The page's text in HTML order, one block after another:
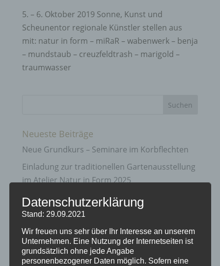
5. – 6. Oktober 2019 Sonne, Kunst und
Scheunentor regionale Künstler stellen aus
mit: natur in form – miRaR – wabenwerk – benja
– mundstaub – creuzfeldtrash – marigold –
traumwasser
Neueste Beiträge
Neue Grundkurs – Seminare im Korbflechten
Einladung zur traditionellen Gartenausstellung
im Atelier Natur in Form 2025
Gartenausstellung Natur in Form
Vorweihnachts – Zeit bei Natur in Form
Info zu Flechtkursen und Terminen
Archiv
Datenschutzerklärung
Stand: 29.09.2021
Wir freuen uns sehr über Ihr Interesse an unserem
Unternehmen. Eine Nutzung der Internetseiten ist
grundsätzlich ohne jede Angabe
personenbezogener Daten möglich. Sofern eine